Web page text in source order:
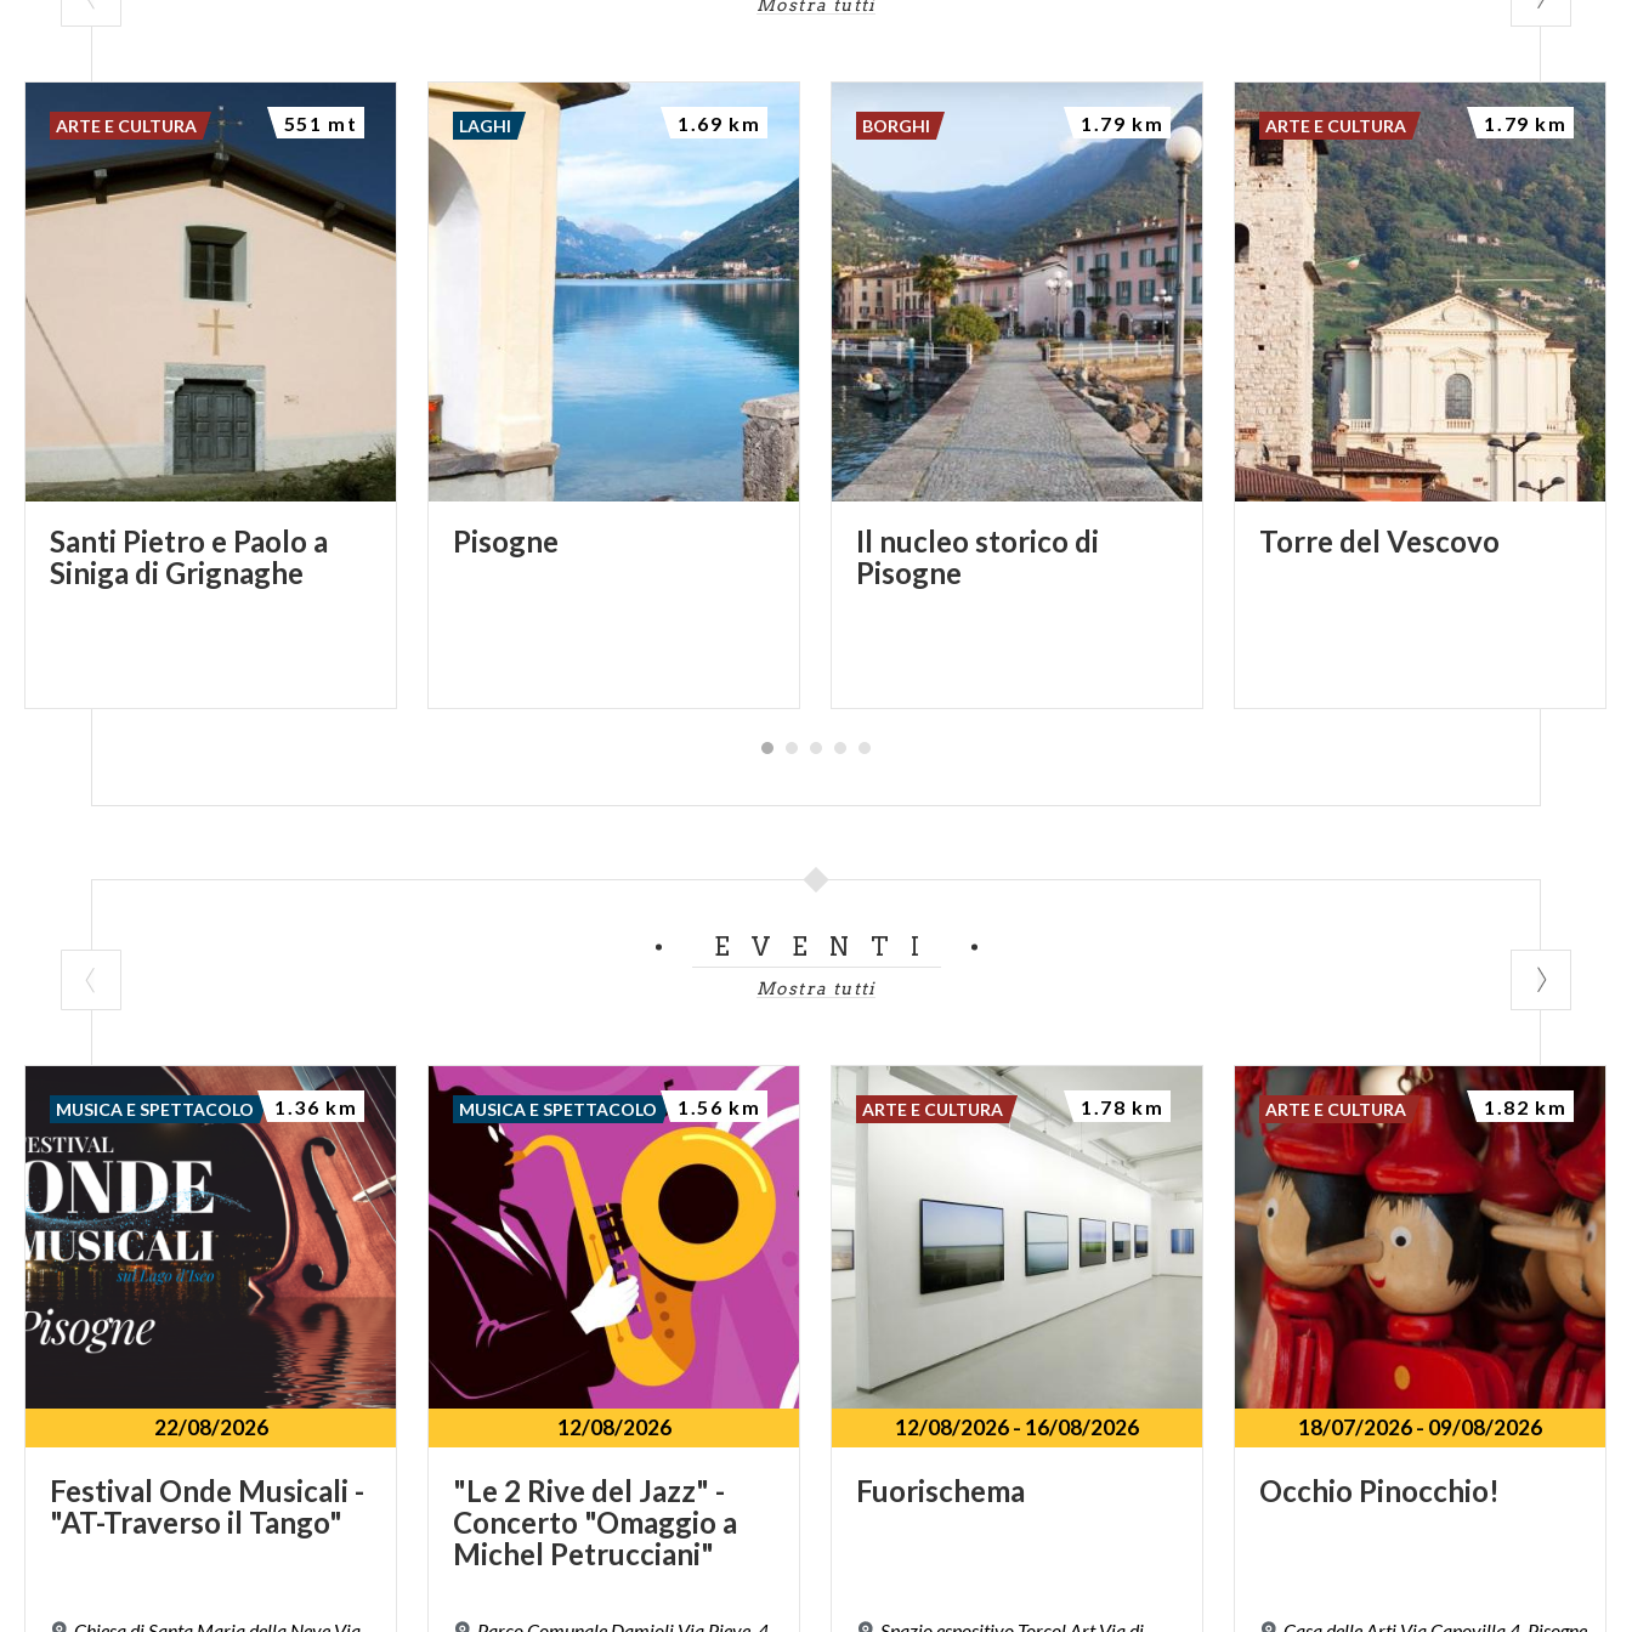
Mostra tutti
Santi Pietro e Paolo a
Siniga di Grignaghe
ARTE E CULTURA 551 mt
Pisogne
LAGHI 1.69 km
Il nucleo storico di
Pisogne
BORGHI 1.79 km
Torre del Vescovo
ARTE E CULTURA 1.79 km
EVENTI
Mostra tutti
22/08/2026
Festival Onde Musicali -
"AT-Traverso il Tango"
MUSICA E SPETTACOLO 1.36 km
12/08/2026
"Le 2 Rive del Jazz" -
Concerto "Omaggio a
Michel Petrucciani"
MUSICA E SPETTACOLO 1.56 km
12/08/2026- 16/08/2026
Fuorischema
ARTE E CULTURA 1.78 km
18/07/2026- 09/08/2026
Occhio Pinocchio!
ARTE E CULTURA 1.82 km